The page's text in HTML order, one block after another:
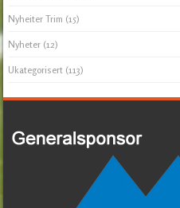
Nyheiter Trim (15)
Nyheter (12)
Ukategorisert (113)